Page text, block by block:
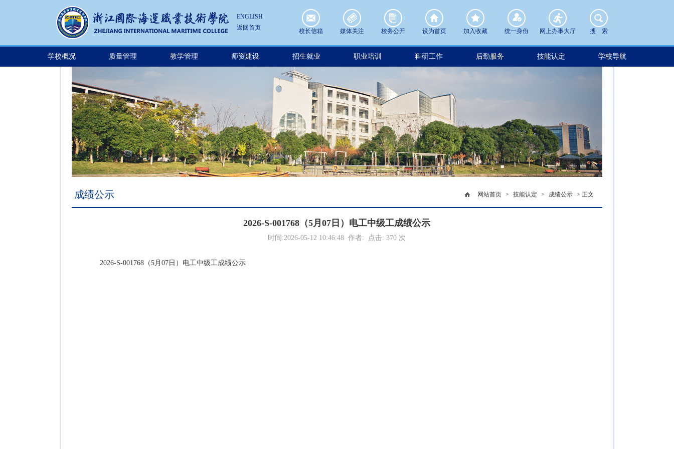
ENGLISH
返回首页
校长信箱 媒体关注 校务公开 设为首页 加入收藏 统一身份 网上办事大厅 搜 索
学校概况 质量管理 教学管理 师资建设 招生就业 职业培训 科研工作 后勤服务 技能认定 学校导航
成绩公示 网站首页 > 技能认定 > 成绩公示 > 正文
2026-S-001768（5月07日）电工中级工成绩公示​
时间:2026-05-12 10:46:48 作者: 点击: 370次
2026-S-001768（5月07日）电工中级工成绩公示